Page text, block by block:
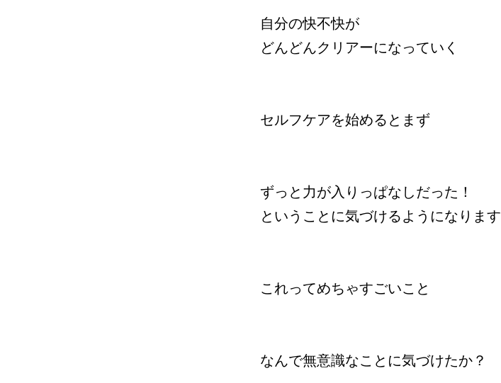
自分の快不快が
どんどんクリアーになっていく
セルフケアを始めるとまず
ずっと力が入りっぱなしだった！
ということに気づけるようになります
これってめちゃすごいこと
なんで無意識なことに気づけたか？